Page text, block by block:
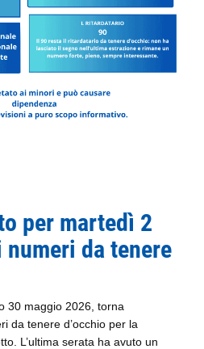
per martedì 2
da tenere
30 maggio 2026, torna
da tenere d’occhio per la
L’ultima serata ha avuto un